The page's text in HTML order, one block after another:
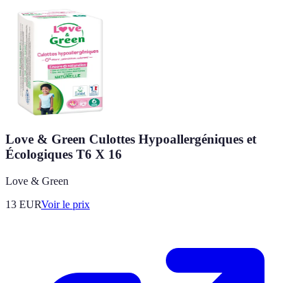
Love & Green Culottes Hypoallergéniques et
Écologiques T6 X 16
Love & Green
13 EURVoir le prix